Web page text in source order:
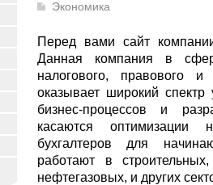
Экономика
Перед вами сайт
Данная компания в
налогового, правового и
оказывает широкий спектр
бизнес-процессов и
касаются оптимизации
бухгалтеров для
работают в строительных,
нефтегазовых, и других